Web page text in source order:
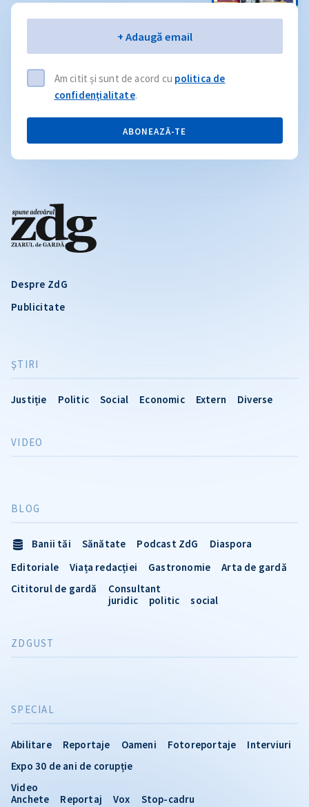
Despre ZdG
Publicitate
ŞTIRI
Justiție Politic Social Economic Extern Diverse
VIDEO
SPECIAL
Abilitare Reportaje Oameni Fotoreportaje
Interviuri
Expo 30 de ani de corupție
Video
Anchete
Reportaj Vox Stop-cadru
BLOG
Banii tăi Sănătate Podcast ZdG
Diaspora
Editoriale
Viața redacției Gastronomie
Arta de gardă
Cititorul de gardă
Consultant
juridic
politic social
ZDGUST
+ Adaugă email
Am citit și sunt de acord cu politica de
confidențialitate.
ABONEAZĂ-TE